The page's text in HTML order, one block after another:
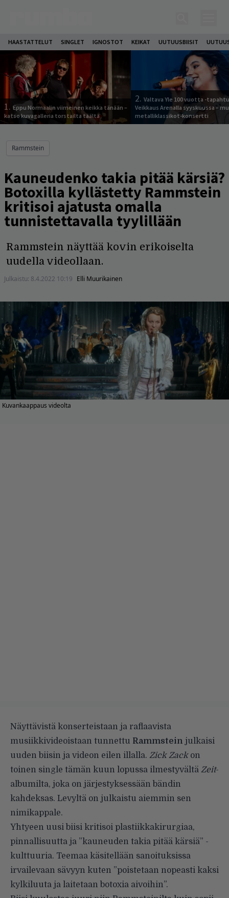
HAASTATTELUT SINGLET IGNOSTOT KEIKAT UUTUUSBIISIT
1. Eppu Normaalin viimeinen keikka tänään –
katso kuvagalleria torstailta täältä
2. Valtava Yle 100 vuotta -
Veikkaus Arenalla syyskuussa –
metalliklassikot-konsertti
Rammstein
Kauneudenko takia pitää kärsiä?
Botoxilla kyllästetty Rammstein
kritisoi ajatusta omalla
tunnistettavalla tyylillään
Rammstein näyttää kovin erikoiselta
uudella videollaan.
Julkaistu: 8.4.2022 10:19 Elli Muurikainen
Kuvankaappaus videolta
Näyttävistä konserteistaan ja raflaavista
musiikkivideoistaan tunnettu Rammstein julkaisi
uuden biisin ja videon eilen illalla. Zick Zackon
toinen single tämän kuun lopussa ilmestyvältä Zeit-
albumilta, joka on järjestyksessään bändin
kahdeksas. Levyltä on julkaistu aiemmin sen
nimikappale.
Yhtyeen uusi biisi kritisoi plastiikkakirurgiaa,
pinnallisuutta ja ”kauneuden takia pitää kärsiä” -
kulttuuria. Teemaa käsitellään sanoituksissa
irvailevaan sävyyn kuten ”poistetaan nopeasti kaksi
kylkiluuta ja laitetaan botoxia aivoihin”.